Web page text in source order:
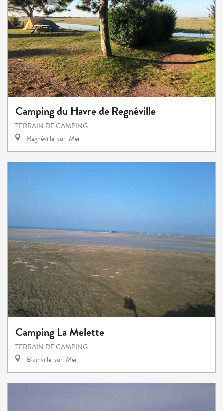
Camping du Havre de Regnéville
TERRAIN DE CAMPING
Regnéville-sur-Mer
Camping La Melette
TERRAIN DE CAMPING
Blainville-sur-Mer